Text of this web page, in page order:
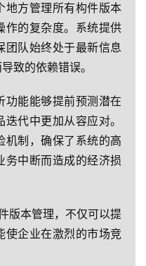
地方管理所有构件版本
作的复杂度。系统提供
团队始终处于最新信息
致的依赖错误。
功能能够提前预测潜在
代中更加从容应对。
机制，确保了系统的高
务中断而造成的经济损
版本管理，不仅可以提
使企业在激烈的市场竞